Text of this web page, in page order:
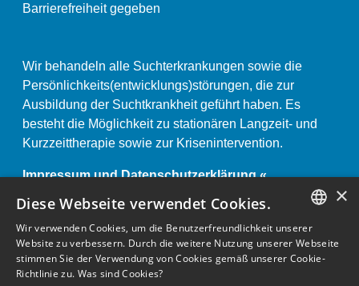
Barrierefreiheit gegeben
Wir behandeln alle Suchterkrankungen sowie die
Persönlichkeits(entwicklungs)störungen, die zur
Ausbildung der Suchtkrankheit geführt haben. Es
besteht die Möglichkeit zu stationären Langzeit- und
Kurzzeittherapie sowie zur Krisenintervention.
Impressum und Datenschutzerklärung «
GERMAN
ENGLISH
×
Diese Webseite verwendet Cookies.
Wir verwenden Cookies, um die Benutzerfreundlichkeit unserer
Website zu verbessern. Durch die weitere Nutzung unserer Webseite
stimmen Sie der Verwendung von Cookies gemäß unserer Cookie-
Richtlinie zu. Was sind Cookies?